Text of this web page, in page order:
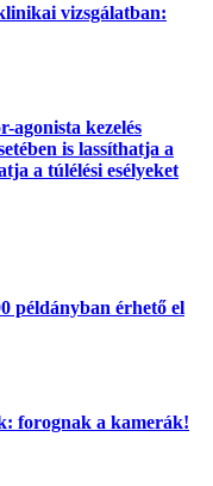
vizsgálatban:
agonista kezelés
is lassíthatja a
a túlélési esélyeket
példányban érhető el
forognak a kamerák!